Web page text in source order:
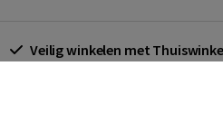
Veilig winkelen met